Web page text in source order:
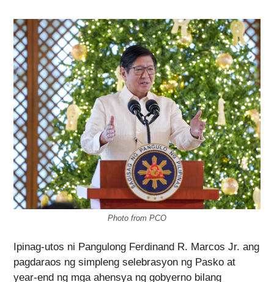
Photo from PCO
Ipinag-utos ni Pangulong Ferdinand R. Marcos Jr. ang
pagdaraos ng simpleng selebrasyon ng Pasko at
year-end ng mga ahensya ng gobyerno bilang